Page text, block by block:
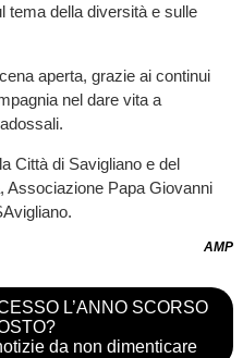
tema della diversità e sulle
aperta, grazie ai continui
nel dare vita a
Città di Savigliano e del
Associazione Papa Giovanni
AMP
L’ANNO SCORSO
da non dimenticare